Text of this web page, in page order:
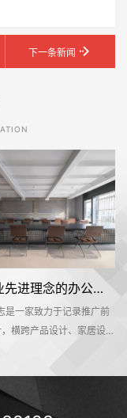
下一条新闻
展示企业先进理念的办公室装修设计空间是怎样的——FRAME
是一家致力于记录推广前
横跨产品设计、家居设
环境，也是一个企业理念的
目位于深业上城商区，可直